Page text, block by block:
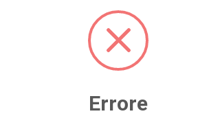
35.380 €Errore